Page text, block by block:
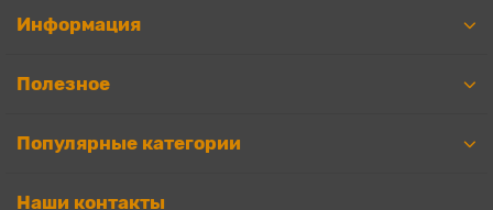
Информация
Полезное
Популярные категории
Наши контакты